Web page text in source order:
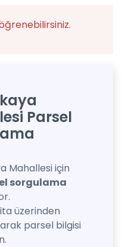
Parsel
Mahallesi için
sorgulama
üzerinden
parsel bilgisi